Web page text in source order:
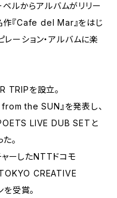
ルからアルバムがリリー
作『Cafe del Mar』をはじ
ーション・アルバムに楽
TRIPを設立。
the SUN』を発表し、
LIVE DUB SETと
。
ーしたNTTドコモ
CREATIVE
受賞。